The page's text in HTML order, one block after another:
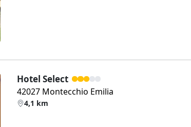
Hotel Select
42027 Montecchio Emilia
4,1 km